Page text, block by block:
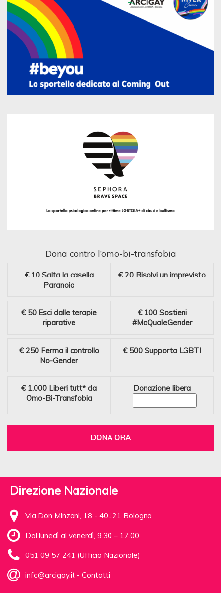
Dona contro l’omo-bi-transfobia
€ 10 Salta la casella
Paranoia
€ 20 Risolvi un imprevisto
€ 50 Esci dalle terapie
riparative
€ 100 Sostieni
#MaQualeGender
€ 250 Ferma il controllo
No-Gender
€ 500 Supporta LGBTI
€ 1.000 Liberi tutt* da
Omo-Bi-Transfobia
Donazione libera
DONA ORA
Direzione Nazionale
Via Don Minzoni, 18 - 40121 Bologna
Dal lunedì al venerdì, 9.30 – 17.00
051 09 57 241 (Ufficio Nazionale)
info@arcigay.it - Contatti